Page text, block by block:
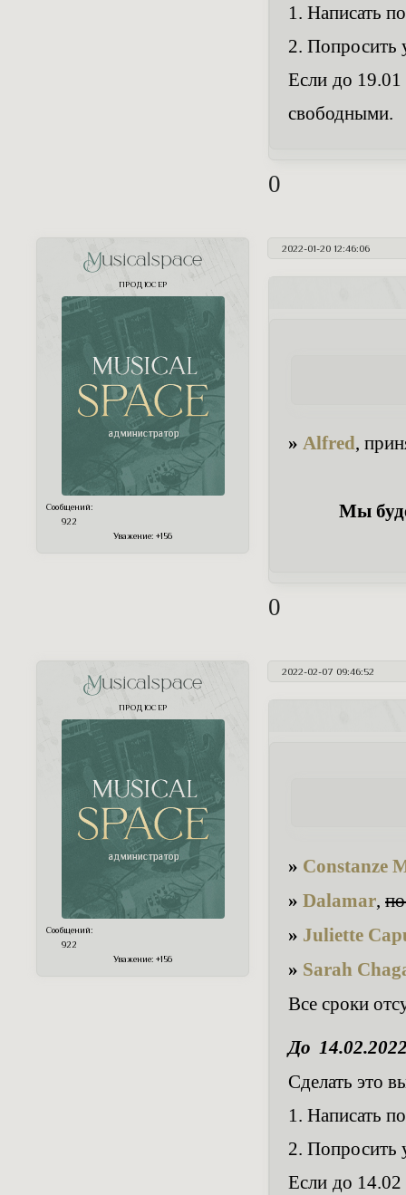
1. Написать
2. Попросить
Если до 19.01
свободными.
0
2022-01-20 12:46:06
Musicalspace
ПРОДЮСЕР
Сообщений:
922
Уважение: +156
» Alfred,
Мы
0
2022-02-07 09:46:52
Musicalspace
ПРОДЮСЕР
Сообщений:
922
Уважение: +156
» Constanze
» Dalamar,
» Juliette
» Sarah
Все сроки
До
Сделать это
1. Написать
2. Попросить
Если до 14.02